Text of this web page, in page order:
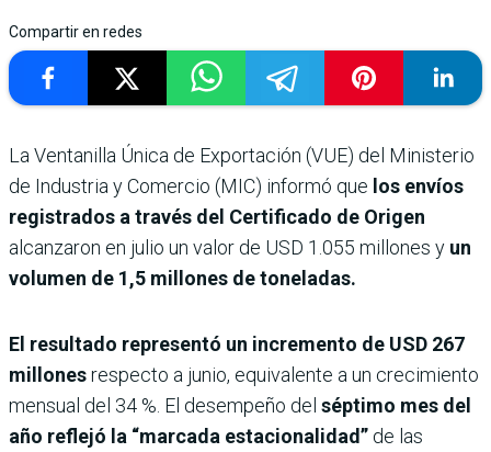
Compartir en redes
La Ventanilla Única de Exportación (VUE) del Ministerio
de Industria y Comercio (MIC) informó que los envíos
registrados a través del Certificado de Origen
alcanzaron en julio un valor de USD 1.055 millones y un
volumen de 1,5 millones de toneladas.
El resultado representó un incremento de USD 267
millonesrespecto a junio, equivalente a un crecimiento
mensual del 34 %. El desempeño del séptimo mes del
año reflejó la “marcada estacionalidad” de las